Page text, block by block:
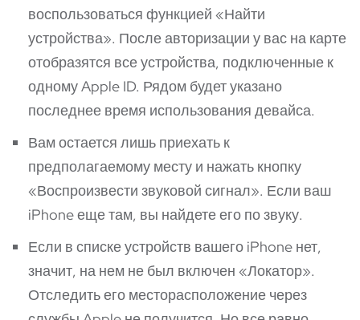
воспользоваться функцией «Найти
устройства». После авторизации у вас на карте
отобразятся все устройства, подключенные к
одному Apple ID. Рядом будет указано
последнее время использования девайса.
Вам остается лишь приехать к
предполагаемому месту и нажать кнопку
«Воспроизвести звуковой сигнал». Если ваш
iPhone еще там, вы найдете его по звуку.
Если в списке устройств вашего iPhone нет,
значит, на нем не был включен «Локатор».
Отследить его месторасположение через